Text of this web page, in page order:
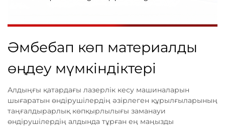
Әмбебап көп материалды
өңдеу мүмкіндіктері
Алдыңғы қатардағы лазерлік кесу машиналарын
шығаратын өндірушілердің әзірлеген құрылғыларының
таңғалдырарлық көпқырлылығы заманауи
өндірушілердің алдында тұрған ең маңызды